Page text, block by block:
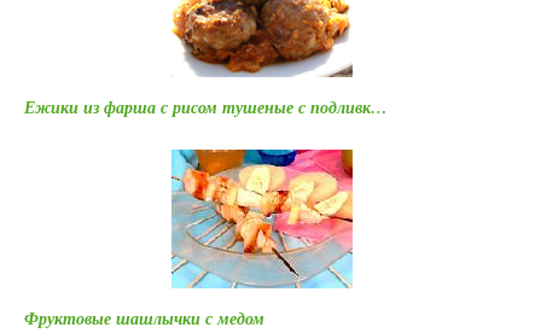
Ежики из фарша с рисом тушеные с подливк…
Фруктовые шашлычки с медом